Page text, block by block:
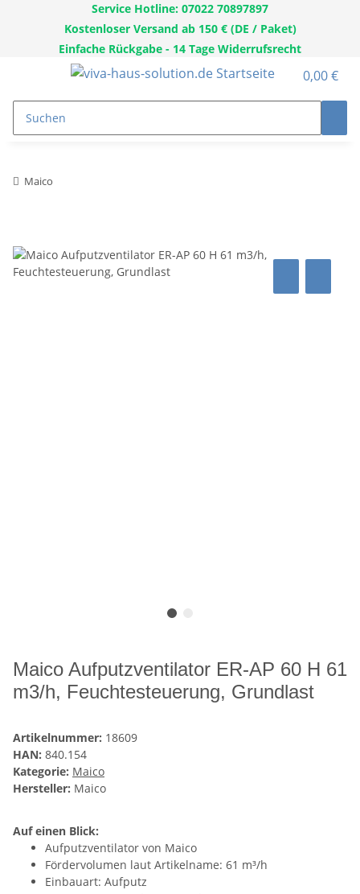
Service Hotline: 07022 70897897
Kostenloser Versand ab 150 € (DE / Paket)
Einfache Rückgabe - 14 Tage Widerrufsrecht
0,00 €
Maico
Maico Aufputzventilator ER-AP 60 H 61
m3/h, Feuchtesteuerung, Grundlast
Artikelnummer: 18609
HAN: 840.154
Kategorie: Maico
Hersteller: Maico
Auf einen Blick:
Aufputzventilator von Maico
Fördervolumen laut Artikelname: 61 m³/h
Einbauart: Aufputz